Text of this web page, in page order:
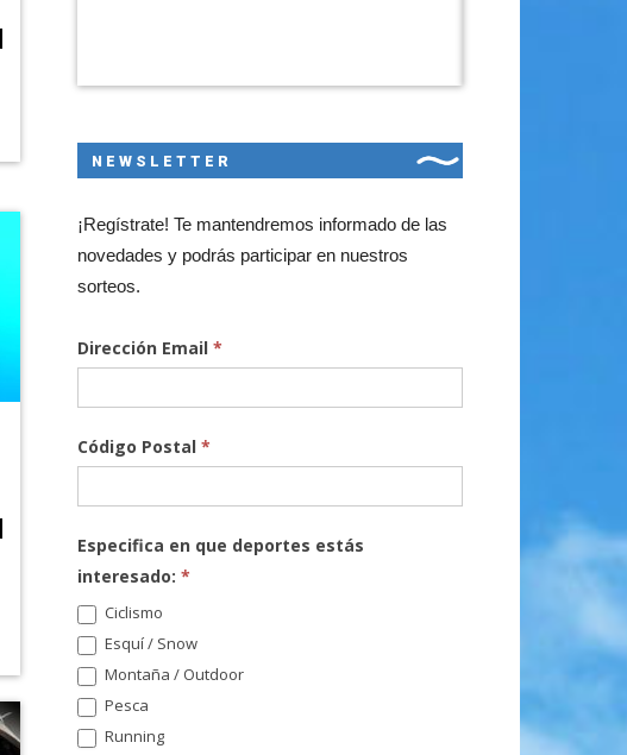
NEWSLETTER
¡Regístrate! Te mantendremos informado de las
novedades y podrás participar en nuestros
sorteos.
Dirección Email *
Código Postal *
Especifica en que deportes estás
interesado: *
Ciclismo
Esquí / Snow
Montaña / Outdoor
Pesca
Running